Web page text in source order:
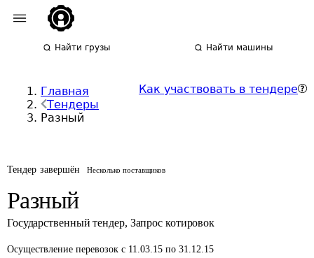
Найти грузы Найти машины
Главная
Тендеры
Разный
Как участвовать в тендере
Тендер завершён Несколько поставщиков
Разный
Государственный тендер, Запрос котировок
Осуществление перевозок с 11.03.15 по 31.12.15